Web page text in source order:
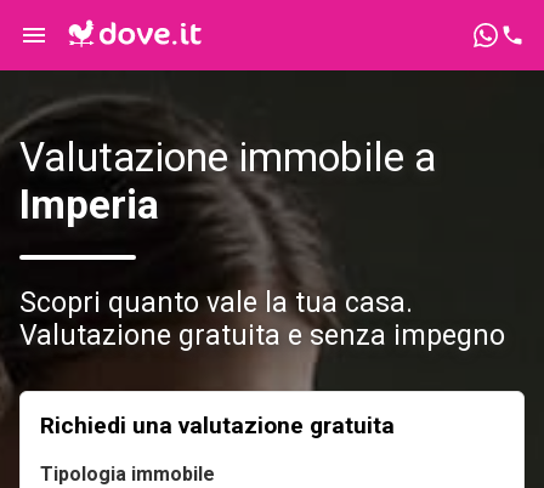
Valutazione immobile a
Imperia
Scopri quanto vale la tua casa.
Valutazione gratuita e senza impegno
Richiedi una valutazione gratuita
Tipologia immobile